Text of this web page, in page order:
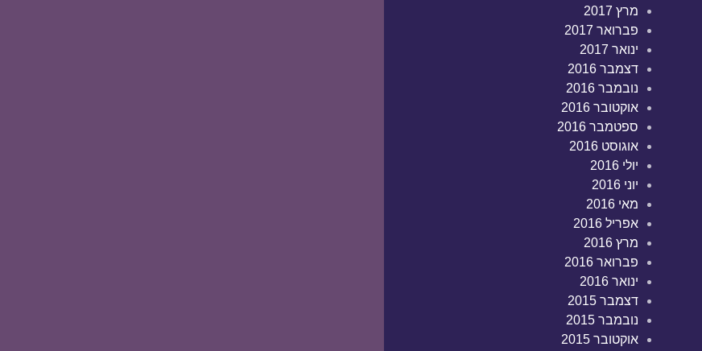
מרץ 2017
פברואר 2017
ינואר 2017
דצמבר 2016
נובמבר 2016
אוקטובר 2016
ספטמבר 2016
אוגוסט 2016
יולי 2016
יוני 2016
מאי 2016
אפריל 2016
מרץ 2016
פברואר 2016
ינואר 2016
דצמבר 2015
נובמבר 2015
אוקטובר 2015